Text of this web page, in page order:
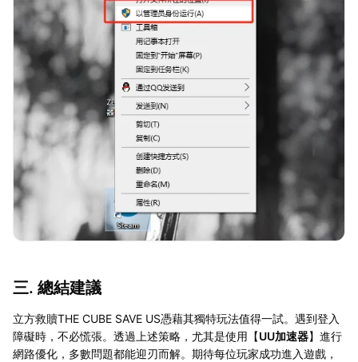
三. 總結建議
立方救贖THE CUBE SAVE US憑藉其獨特玩法值得一試。遇到登入
障礙時，不必慌張。透過上述策略，尤其是使用【UU加速器】進行
網路優化，多數問題都能迎刃而解。期待每位玩家成功進入遊戲，